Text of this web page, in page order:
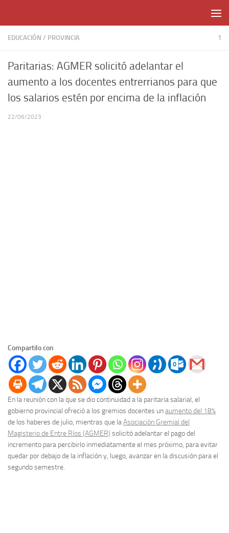
EDUCACIÓN / PROVINCIA 1
Paritarias: AGMER solicitó adelantar el
aumento a los docentes entrerrianos para que
los salarios estén por encima de la inflación
22/06/2023
Compartilo con
En la reunión con la que se dio continuidad a la paritaria salarial, el
gobierno provincial ofreció a los gremios docentes unaumento del 18%
de los haberes de julio, mientras que laAsociación Gremial del
Magisterio de Entre Ríos (AGMER) solicitó adelantar el pago del
incremento para percibirlo inmediatamente el mes próximo, para evitar
quedar por debajo de la inflación y, luego, avanzar en la discusión para el
segundo semestre.